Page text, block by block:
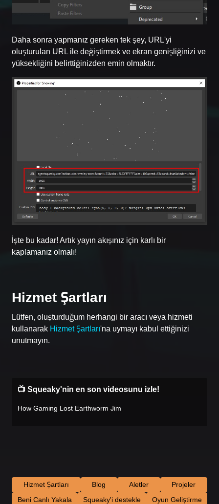
Daha sonra yapmanız gereken tek şey, URL'yi
oluşturulan URL ile değiştirmek ve ekran genişliğinizi ve
yüksekliğini belirttiğinizden emin olmaktır.
İşte bu kadar! Artık yayın akışınız için karlı bir
kaplamanız olmalı!
Hizmet Şartları
Lütfen, oluşturduğum herhangi bir aracı veya hizmeti
kullanarak Hizmet Şartları'na uymayı kabul ettiğinizi
unutmayın.
📺 Squeaky'nin en son videosunu izle!
How Gaming Lost Earthworm Jim
Hizmet Şartları Blog Aletler
Projeler
Beni Canlı Yakala
Squeaky'i destekle Oyun Geliştirme